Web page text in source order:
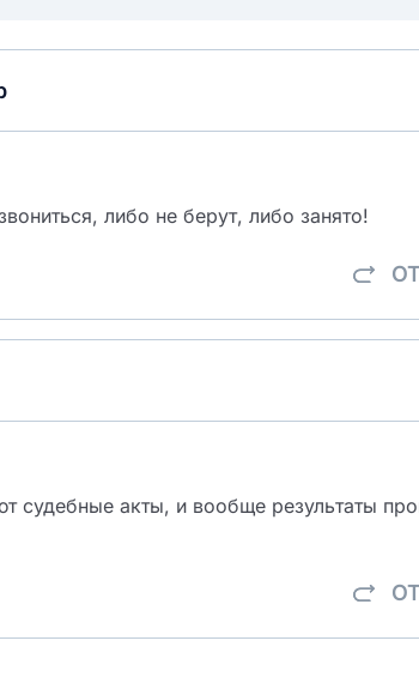
либо не берут, либо занято!
судебные акты, и вообще результаты